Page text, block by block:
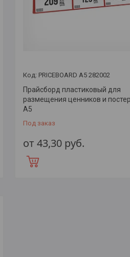
PRICEBOARD A5 282002
Прайсборд пластиковый для
размещения ценников и
А5
Под заказ
от 43,30 руб.